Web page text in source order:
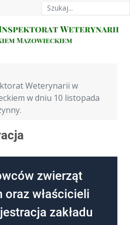
Szukaj
Weterynarii w
w dniu 10 listopada
zwierząt
oraz właścicieli
zakładu